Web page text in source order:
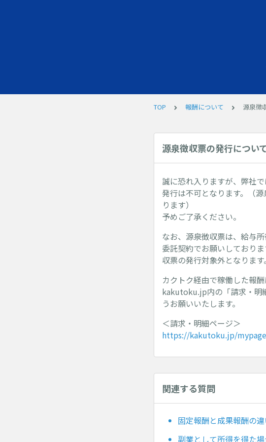
TOP 報酬について 源泉徴
源泉徴収票の発行につい
誠に恐れ入りますが、弊社
発行は不可となります。（
ります）
予めご了承ください。
なお、源泉徴収票は、給与
委託契約でお願いしており
収票の発行対象外となります。
カクトク経由で稼働した報酬
kakutoku.jp内の「請求・明
うお願いいたします。
＜請求・明細ページ＞
https://kakutoku.jp/
関連する質問
固定報酬と成果報酬の
副業として所得を得た